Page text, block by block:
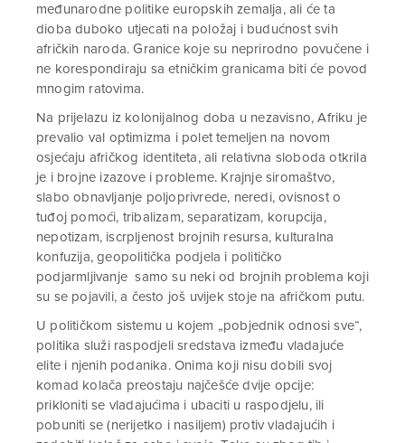
međunarodne politike europskih zemalja, ali će ta
dioba duboko utjecati na položaj i budućnost svih
afričkih naroda. Granice koje su neprirodno povučene i
ne korespondiraju sa etničkim granicama biti će povod
mnogim ratovima.
Na prijelazu iz kolonijalnog doba u nezavisno, Afriku je
prevalio val optimizma i polet temeljen na novom
osjećaju afričkog identiteta, ali relativna sloboda otkrila
je i brojne izazove i probleme. Krajnje siromaštvo,
slabo obnavljanje poljoprivrede, neredi, ovisnost o
tuđoj pomoći, tribalizam, separatizam, korupcija,
nepotizam, iscrpljenost brojnih resursa, kulturalna
konfuzija, geopolitička podjela i političko
podjarmljivanje samo su neki od brojnih problema koji
su se pojavili, a često još uvijek stoje na afričkom putu.
U političkom sistemu u kojem „pobjednik odnosi sve“,
politika služi raspodjeli sredstava između vladajuće
elite i njenih podanika. Onima koji nisu dobili svoj
komad kolača preostaju najčešće dvije opcije:
prikloniti se vladajućima i ubaciti u raspodjelu, ili
pobuniti se (nerijetko i nasiljem) protiv vladajućih i